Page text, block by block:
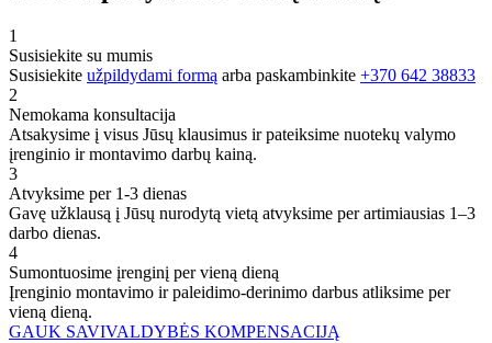
1
Susisiekite su mumis
Susisiekite užpildydami formą arba paskambinkite +370 642 38833
2
Nemokama konsultacija
Atsakysime į visus Jūsų klausimus ir pateiksime nuotekų valymo
įrenginio ir montavimo darbų kainą.
3
Atvyksime per 1-3 dienas
Gavę užklausą į Jūsų nurodytą vietą atvyksime per artimiausias 1–3
darbo dienas.
4
Sumontuosime įrenginį per vieną dieną
Įrenginio montavimo ir paleidimo-derinimo darbus atliksime per
vieną dieną.
GAUK SAVIVALDYBĖS KOMPENSACIJĄ